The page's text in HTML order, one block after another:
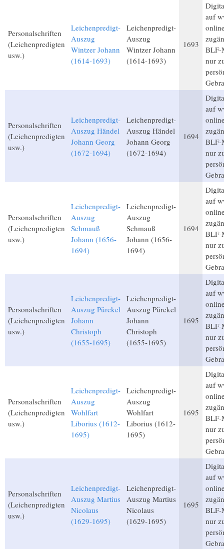
Personalschriften
(Leichenpredigten
usw.)
Leichenpredigt-
Auszug
Wintzer Johann
(1614-1693)
Leichenpredigt-
Auszug
Wintzer Johann
(1614-1693)
1693
auf
BLF-
nur
Personalschriften
(Leichenpredigten
usw.)
Leichenpredigt-
Auszug Händel
Johann Georg
(1672-1694)
Leichenpredigt-
Auszug Händel
Johann Georg
(1672-1694)
1694
auf
BLF-
nur
Personalschriften
(Leichenpredigten
usw.)
Leichenpredigt-
Auszug
Schmauß
Johann (1656-
1694)
Leichenpredigt-
Auszug
Schmauß
Johann (1656-
1694)
1694
auf
BLF-
nur
Personalschriften
(Leichenpredigten
usw.)
Leichenpredigt-
Auszug Pürckel
Johann
Christoph
(1655-1695)
Leichenpredigt-
Auszug Pürckel
Johann
Christoph
(1655-1695)
1695
auf
BLF-
nur
Personalschriften
(Leichenpredigten
usw.)
Leichenpredigt-
Auszug
Wohlfart
Liborius (1612-
1695)
Leichenpredigt-
Auszug
Wohlfart
Liborius (1612-
1695)
1695
auf
BLF-
nur
Personalschriften
(Leichenpredigten
usw.)
Leichenpredigt-
Auszug Martius
Nicolaus
(1629-1695)
Leichenpredigt-
Auszug Martius
Nicolaus
(1629-1695)
1695
auf
BLF-
nur